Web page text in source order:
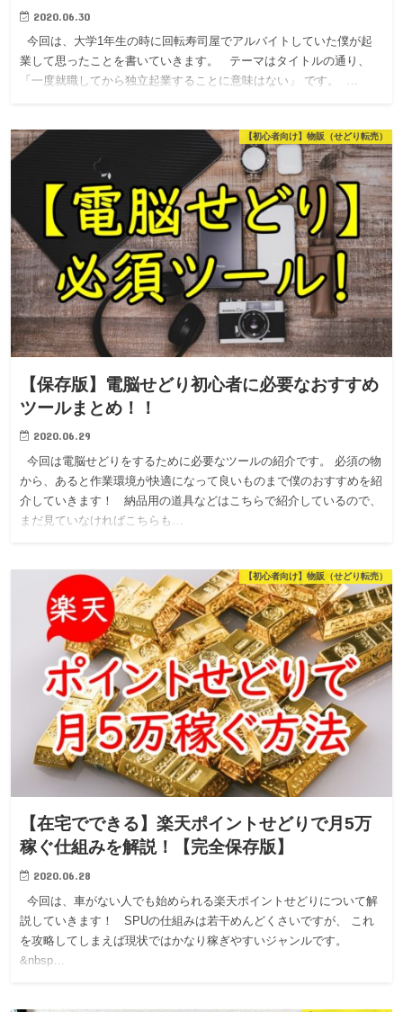
2020.06.30
今回は、大学1年生の時に回転寿司屋でアルバイトしていた僕が起
業して思ったことを書いていきます。 テーマはタイトルの通り、
「一度就職してから独立起業することに意味はない」 です。 …
【初心者向け】物販（せどり転売）
【保存版】電脳せどり初心者に必要なおすすめ
ツールまとめ！！
2020.06.29
今回は電脳せどりをするために必要なツールの紹介です。 必須の物
から、あると作業環境が快適になって良いものまで僕のおすすめを紹
介していきます！ 納品用の道具などはこちらで紹介しているので、
まだ見ていなければこちらも…
【初心者向け】物販（せどり転売）
【在宅でできる】楽天ポイントせどりで月5万
稼ぐ仕組みを解説！【完全保存版】
2020.06.28
今回は、車がない人でも始められる楽天ポイントせどりについて解
説していきます！ SPUの仕組みは若干めんどくさいですが、 これ
を攻略してしまえば現状ではかなり稼ぎやすいジャンルです。
&nbsp…